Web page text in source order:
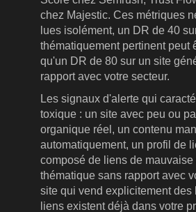
chez Majestic. Ces métriques
lues isolément, un DR de 40
thématiquement pertinent peut
qu'un DR de 80 sur un site
rapport avec votre secteur.
Les signaux d'alerte qui
toxique : un site avec peu ou
organique réel, un contenu
automatiquement, un profil de
composé de liens de
thématique sans rapport avec
site qui vend explicitement des
liens existent déjà dans votre